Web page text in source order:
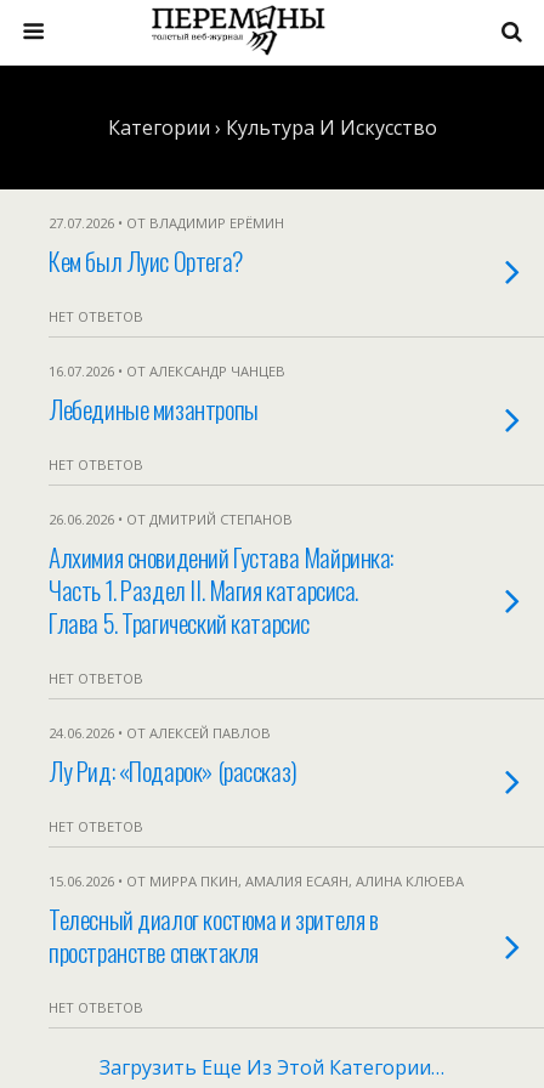
Категории › Культура И Искусство
27.07.2026 • ОТ ВЛАДИМИР ЕРЁМИН
Кем был Луис Ортега?
НЕТ ОТВЕТОВ
16.07.2026 • ОТ АЛЕКСАНДР ЧАНЦЕВ
Лебединые мизантропы
НЕТ ОТВЕТОВ
26.06.2026 • ОТ ДМИТРИЙ СТЕПАНОВ
Алхимия сновидений Густава Майринка:
Часть 1. Раздел II. Магия катарсиса.
Глава 5. Трагический катарсис
НЕТ ОТВЕТОВ
24.06.2026 • ОТ АЛЕКСЕЙ ПАВЛОВ
Лу Рид: «Подарок» (рассказ)
НЕТ ОТВЕТОВ
15.06.2026 • ОТ МИРРА ПКИН, АМАЛИЯ ЕСАЯН, АЛИНА КЛЮЕВА
Телесный диалог костюма и зрителя в
пространстве спектакля
НЕТ ОТВЕТОВ
Загрузить Еще Из Этой Категории…